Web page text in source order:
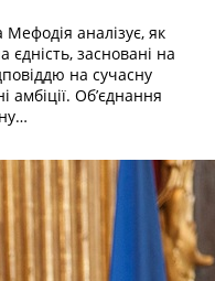
аналізує, як
єдність, засновані на
на сучасну
амбіції. Об’єднання